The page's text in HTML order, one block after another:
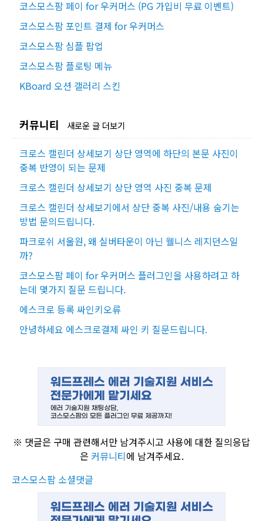
코스모스팜 페이 for 우커머스 (PG 가입비 무료 이벤트)
코스모스팜 포인트 결제 for 우커머스
코스모스팜 심플 팝업
코스모스팜 플로팅 메뉴
KBoard 오션 갤러리 스킨
커뮤니티 새로운 글 더보기
크로스 캘린더 상세보기 상단 영역에 하단의 본문 사진이
중복 반영이 되는 문제
크로스 캘린더 상세보기 상단 영역 사진 중복 문제
크로스 캘린더 상세보기에서 상단 중복 사진/내용 숨기는
방법 문의드립니다.
파크로쉬 서울원, 왜 실버타운이 아닌 웰니스 레지던스일
까?
코스모스팜 페이 for 우커머스 플러그인을 사용하려고 하
는데 몇가지 질문 드립니다.
에스크로 등록 싸인키오류
안녕하세요 에스크로결제 싸인 키 질문드립니다.
※ 댓글은 구매 관련해서만 남겨주시고 사용에 대한 질의응답
은 커뮤니티에 남겨주세요.
코스모스팜 소셜댓글